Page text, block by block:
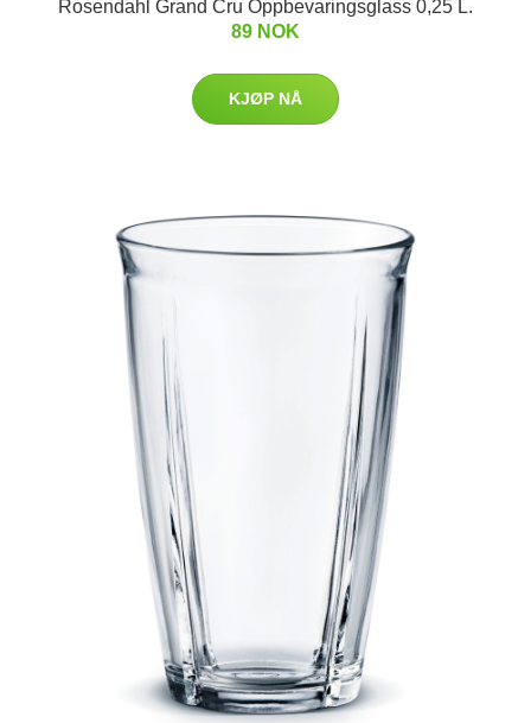
Rosendahl Grand Cru Oppbevaringsglass 0,25 L.
89 NOK
KJØP NÅ